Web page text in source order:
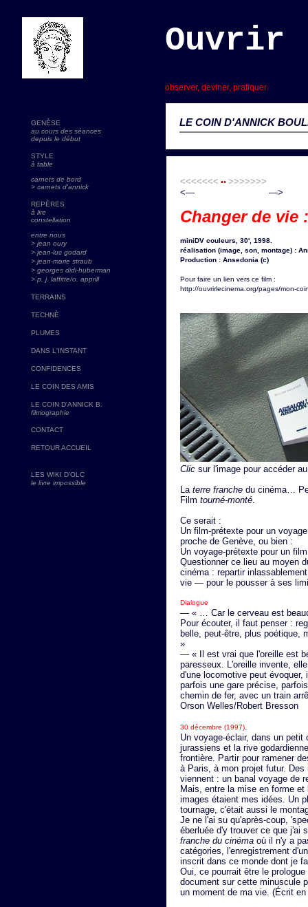
LE COIN D'ANNICK
observer, deviner, pratiquer
GENÈSE
au cours des séances
depuis le début
STYLE
à table
carnets de bord
> carnets d'annick
REPÈRES
à lire
constellation
entre nous
> jean oury
> jean-luc godard
> jean-marie straub
> georges didi-huberman
> p. j. laffitte/o. apprill
TERRAINS
TECHNÈ
PLUMES
DANS L'INSTANT
CONFIDENCES
LE COIN DES AMIS
LE COIN D'ANNICK B.
filmographie
CONTACT
RETOUR ACCUEIL
LES WIKI D'OLC
le livre impossible
<<<<<<< •• >>>>>>>
<— —>
Changer de vie
miniDV couleurs, 30', 1998.
réalisation (image, son, montage) :
Production : Ansedonia (c)
Pour faire un lien vers ce film :
http://ouvrirlecinema.org/pages/mon-
Clic sur l'image pour accéder
La terre franche du cinéma…
Film tourné-monté.
Ce serait :
Un film-prétexte pour un
proche de Genève, ou bien :
Un voyage-prétexte pour un
Questionner ce lieu au moyen
cinéma : repartir
vie — pour le pousser à ses
Dialogue
— « … Car le cerveau est
Pour écouter, il faut penser :
belle, peut-être, plus poétique,
»
— « Il est vrai que l'oreille est
paresseux. L'oreille invente,
d'une locomotive peut
parfois une gare précise,
chemin de fer, avec un train
Orson Welles/Robert Bresson
30 décembre (1997).
Un voyage-éclair, dans un
jurassiens et la rive
frontière. Partir pour ramener
à Paris, à mon projet futur.
viennent : un banal voyage de
Mais, entre la mise en forme
images étaient mes idées. Un
tournage, c'était aussi le
Je ne l'ai su qu'après-coup,
éberluée d'y trouver ce que j'ai
franche du cinéma où il n'y a
catégories, l'enregistrement
inscrit dans ce monde dont je
Oui, ce pourrait être le
document sur cette minuscule
un moment de ma vie. (Écrit
Ouvrir